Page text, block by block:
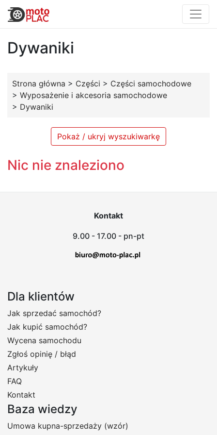
Dywaniki
Strona główna > Części > Części samochodowe
> Wyposażenie i akcesoria samochodowe
> Dywaniki
Pokaż / ukryj wyszukiwarkę
Nic nie znaleziono
Kontakt
9.00 - 17.00 - pn-pt
Dla klientów
Jak sprzedać samochód?
Jak kupić samochód?
Wycena samochodu
Zgłoś opinię / błąd
Artykuły
FAQ
Kontakt
Baza wiedzy
Umowa kupna-sprzedaży (wzór)